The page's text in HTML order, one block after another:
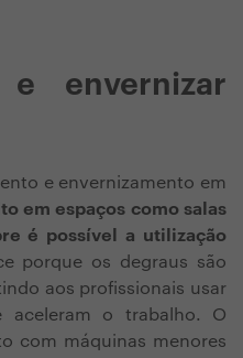
envernizar
e envernizamento em
em espaços como salas
é possível a utilização
porque os degraus são
aos profissionais usar
aceleram o trabalho. O
com máquinas menores